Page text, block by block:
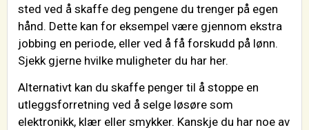
sted ved å skaffe deg pengene du trenger på egen
hånd. Dette kan for eksempel være gjennom ekstra
jobbing en periode, eller ved å få forskudd på lønn.
Sjekk gjerne hvilke muligheter du har her.
Alternativt kan du skaffe penger til å stoppe en
utleggsforretning ved å selge løsøre som
elektronikk, klær eller smykker. Kanskje du har noe av